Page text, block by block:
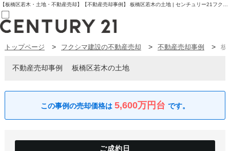
売買部
賃貸部
新規会員登録
お気に入り物件一覧
物件を探す
トップページ フクシマ建設の不動産売却 不動産売却事例 板
不動産売却事例 板橋区若木の土地
5,600万円台